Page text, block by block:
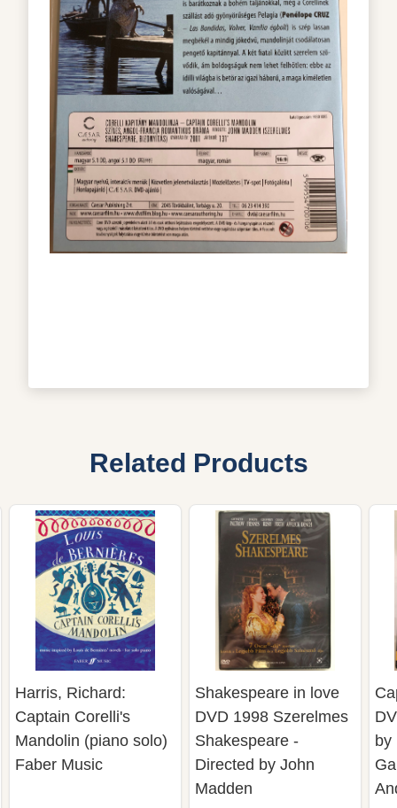
Related Products
Harris, Richard:
Captain Corelli's
Mandolin (piano solo)
Faber Music
Shakespeare in love
DVD 1998 Szerelmes
Shakespeare -
Directed by John
Madden
by